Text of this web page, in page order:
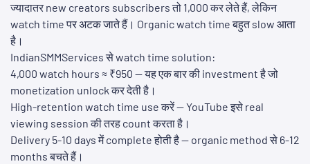
ज्यादातर new creators subscribers तो 1,000 कर लेते हैं, लेकिन
watch time पर अटक जाते हैं। Organic watch time बहुत slow आता
है।
IndianSMMServices से watch time solution:
4,000 watch hours ≈ ₹950 — यह एक बार की investment है जो
monetization unlock कर देती है।
High-retention watch time use करें — YouTube इसे real
viewing session की तरह count करता है।
Delivery 5-10 days में complete होती है — organic method से 6-12
months बचते हैं।